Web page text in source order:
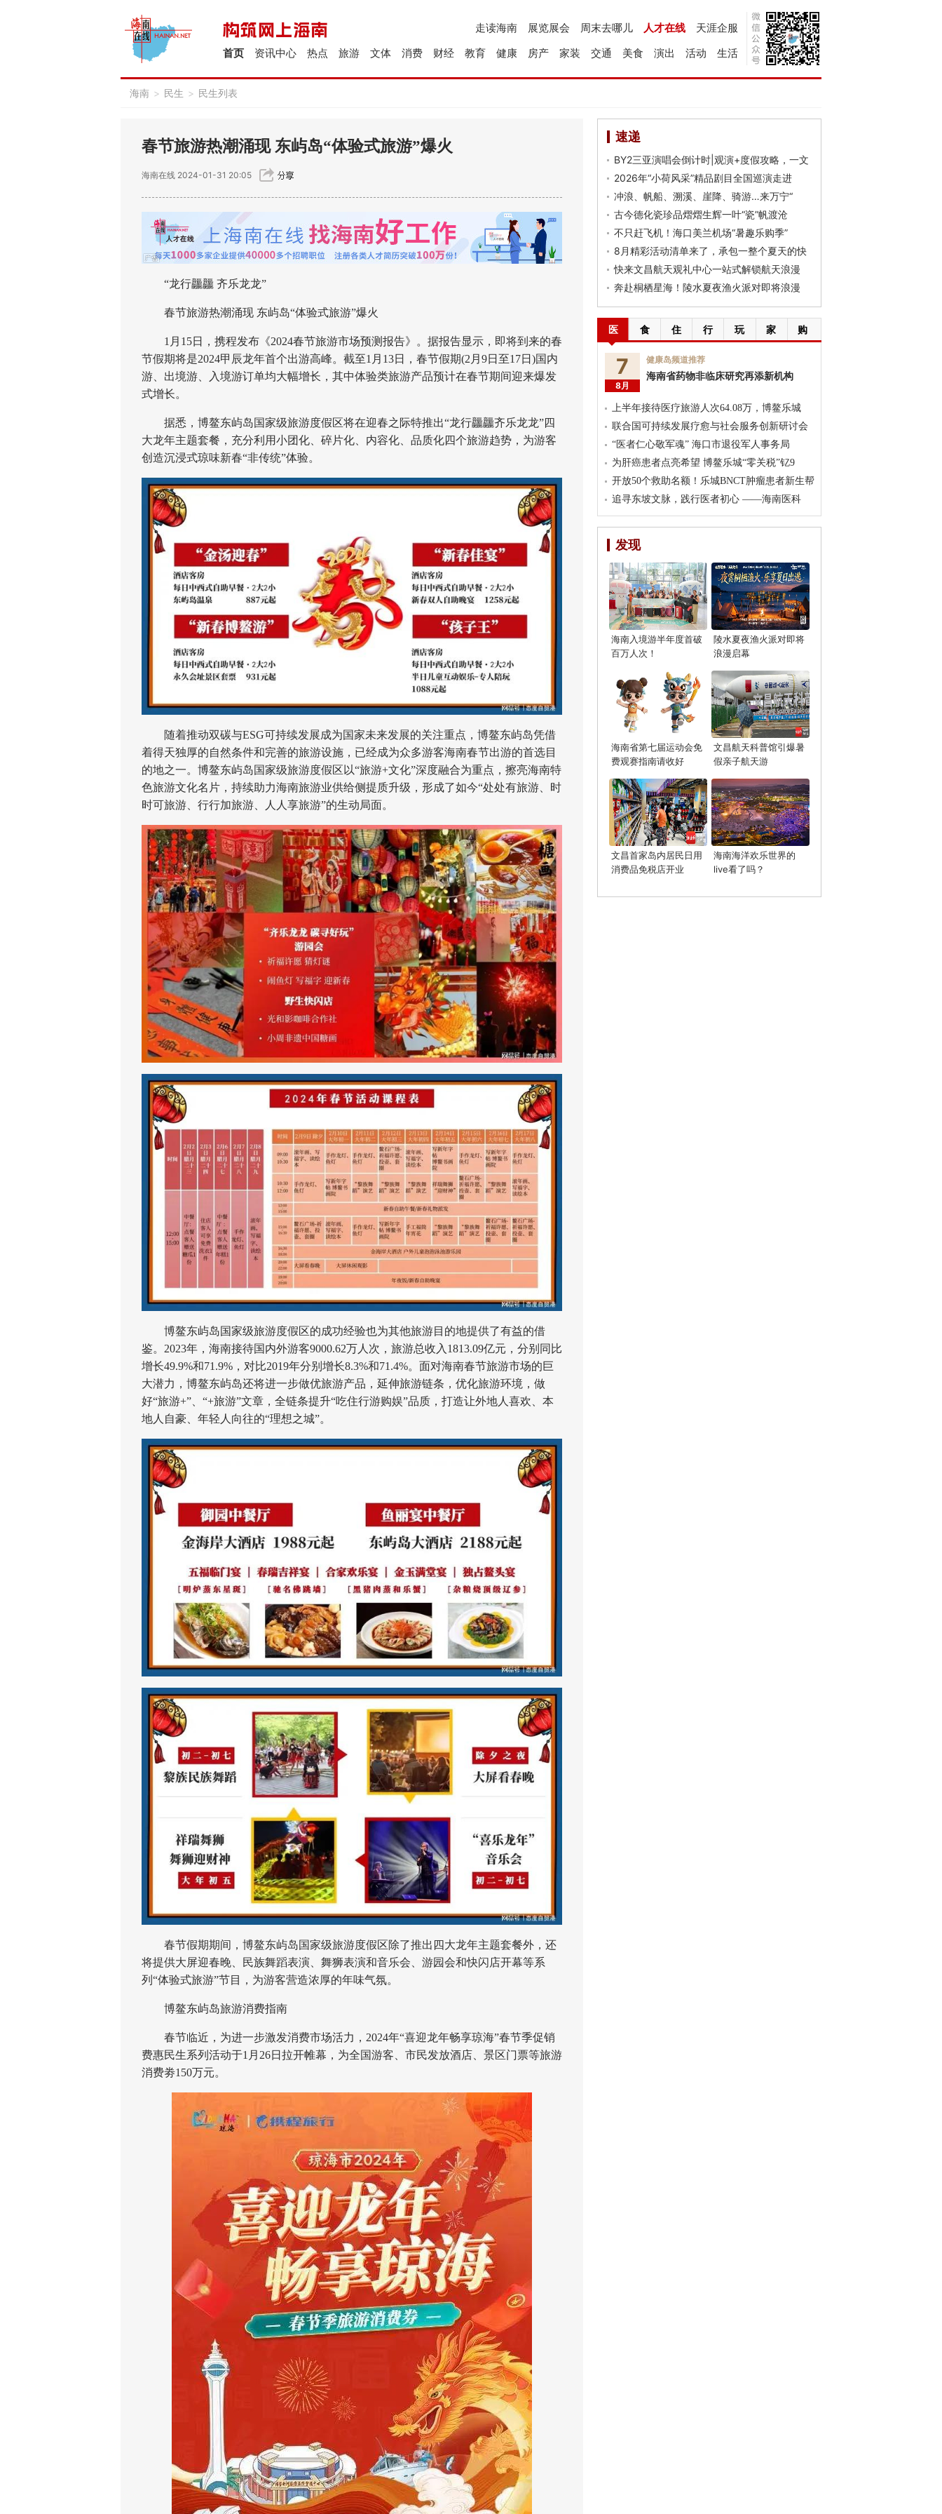
天涯企服
人才在线
周末去哪儿
展览展会
走读海南
生活
活动
演出
美食
交通
家装
房产
健康
教育
财经
消费
文体
旅游
热点
资讯中心
首页
海南 > 民生 > 民生列表
春节旅游热潮涌现 东屿岛“体验式旅游”爆火
海南在线 2024-01-31 20:05
“龙行龘龘 齐乐龙龙”
春节旅游热潮涌现 东屿岛“体验式旅游”爆火
1月15日，携程发布《2024春节旅游市场预测报告》。据报告显示，即将到来的春
节假期将是2024甲辰龙年首个出游高峰。截至1月13日，春节假期(2月9日至17日)国内
游、出境游、入境游订单均大幅增长，其中体验类旅游产品预计在春节期间迎来爆发
式增长。
据悉，博鳌东屿岛国家级旅游度假区将在迎春之际特推出“龙行龘龘齐乐龙龙”四
大龙年主题套餐，充分利用小团化、碎片化、内容化、品质化四个旅游趋势，为游客
创造沉浸式琼味新春“非传统”体验。
随着推动双碳与ESG可持续发展成为国家未来发展的关注重点，博鳌东屿岛凭借
着得天独厚的自然条件和完善的旅游设施，已经成为众多游客海南春节出游的首选目
的地之一。博鳌东屿岛国家级旅游度假区以“旅游+文化”深度融合为重点，擦亮海南特
色旅游文化名片，持续助力海南旅游业供给侧提质升级，形成了如今“处处有旅游、时
时可旅游、行行加旅游、人人享旅游”的生动局面。
博鳌东屿岛国家级旅游度假区的成功经验也为其他旅游目的地提供了有益的借
鉴。2023年，海南接待国内外游客9000.62万人次，旅游总收入1813.09亿元，分别同比
增长49.9%和71.9%，对比2019年分别增长8.3%和71.4%。面对海南春节旅游市场的巨
大潜力，博鳌东屿岛还将进一步做优旅游产品，延伸旅游链条，优化旅游环境，做
好“旅游+”、“+旅游”文章，全链条提升“吃住行游购娱”品质，打造让外地人喜欢、本
地人自豪、年轻人向往的“理想之城”。
春节假期期间，博鳌东屿岛国家级旅游度假区除了推出四大龙年主题套餐外，还
将提供大屏迎春晚、民族舞蹈表演、舞狮表演和音乐会、游园会和快闪店开幕等系
列“体验式旅游”节目，为游客营造浓厚的年味气氛。
博鳌东屿岛旅游消费指南
春节临近，为进一步激发消费市场活力，2024年“喜迎龙年畅享琼海”春节季促销
费惠民生系列活动于1月26日拉开帷幕，为全国游客、市民发放酒店、景区门票等旅游
消费劵150万元。
速递
BY2三亚演唱会倒计时|观演+度假攻略，一文
2026年“小荷风采”精品剧目全国巡演走进
冲浪、帆船、溯溪、崖降、骑游…来万宁“
古今德化瓷珍品熠熠生辉一叶“瓷”帆渡沧
不只赶飞机！海口美兰机场“暑趣乐购季”
8月精彩活动清单来了，承包一整个夏天的快
快来文昌航天观礼中心一站式解锁航天浪漫
奔赴桐栖星海！陵水夏夜渔火派对即将浪漫
医 食 住 行 玩 家 购
7
8月
健康岛频道推荐
海南省药物非临床研究再添新机构
上半年接待医疗旅游人次64.08万，博鳌乐城
联合国可持续发展疗愈与社会服务创新研讨会
“医者仁心敬军魂” 海口市退役军人事务局
为肝癌患者点亮希望 博鳌乐城“零关税”钇9
开放50个救助名额！乐城BNCT肿瘤患者新生帮
追寻东坡文脉，践行医者初心 ——海南医科
发现
海南入境游半年度首破
百万人次！
陵水夏夜渔火派对即将
浪漫启幕
海南省第七届运动会免
费观赛指南请收好
文昌航天科普馆引爆暑
假亲子航天游
文昌首家岛内居民日用
消费品免税店开业
海南海洋欢乐世界的
live看了吗？